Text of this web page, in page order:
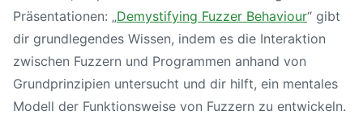
Präsentationen: „Demystifying Fuzzer Behaviour“ gibt
dir grundlegendes Wissen, indem es die Interaktion
zwischen Fuzzern und Programmen anhand von
Grundprinzipien untersucht und dir hilft, ein mentales
Modell der Funktionsweise von Fuzzern zu entwickeln.